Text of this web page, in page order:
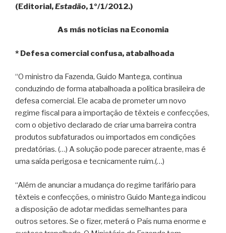
(Editorial,Estadão, 1º/1/2012.)
As más notícias na Economia
* Defesa comercial confusa, atabalhoada
“O ministro da Fazenda, Guido Mantega, continua
conduzindo de forma atabalhoada a política brasileira de
defesa comercial. Ele acaba de prometer um novo
regime fiscal para a importação de têxteis e confecções,
com o objetivo declarado de criar uma barreira contra
produtos subfaturados ou importados em condições
predatórias. (…) A solução pode parecer atraente, mas é
uma saída perigosa e tecnicamente ruim.(…)
“Além de anunciar a mudança do regime tarifário para
têxteis e confecções, o ministro Guido Mantega indicou
a disposição de adotar medidas semelhantes para
outros setores. Se o fizer, meterá o País numa enorme e